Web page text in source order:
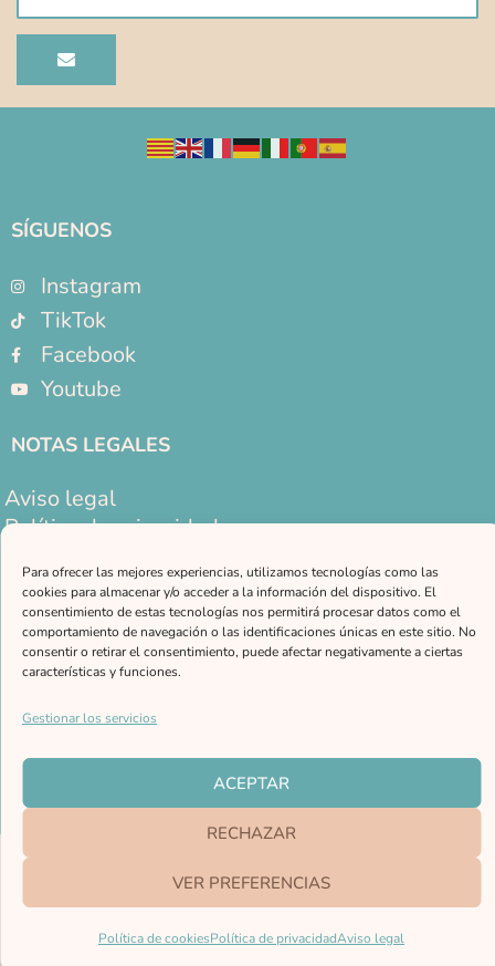
Para ofrecer las mejores experiencias, utilizamos tecnologías como las
cookies para almacenar y/o acceder a la información del dispositivo. El
consentimiento de estas tecnologías nos permitirá procesar datos como el
comportamiento de navegación o las identificaciones únicas en este sitio. No
consentir o retirar el consentimiento, puede afectar negativamente a ciertas
características y funciones.
Gestionar los servicios
ACEPTAR
RECHAZAR
VER PREFERENCIAS
Política de cookiesPolítica de privacidadAviso legal
electrónico
ENVIAR
SÍGUENOS
Instagram
TikTok
Facebook
Youtube
NOTAS LEGALES
Aviso legal
Política de privacidad
CONTACTO
fundaciontrifolium@gmail.com
General +34 678 66 37 24
Adopciones +34 678 66 37 35
Josep Maria Ezcurra | Web hecha con ♡ por Nadia Flaqué.